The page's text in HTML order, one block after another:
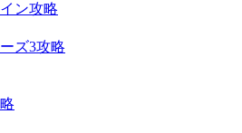
ン攻略
ズ3攻略